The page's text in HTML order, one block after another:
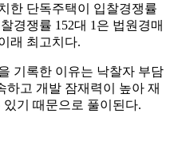
한 단독주택이 입찰경쟁률
경쟁률 152대 1은 법원경매
래 최고치다.
기록한 이유는 낙찰자 부담
하고 개발 잠재력이 높아 재
기 때문으로 풀이된다.